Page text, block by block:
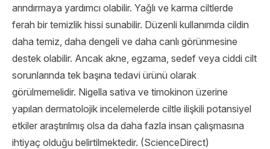
arındırmaya yardımcı olabilir. Yağlı ve karma ciltlerde
ferah bir temizlik hissi sunabilir. Düzenli kullanımda cildin
daha temiz, daha dengeli ve daha canlı görünmesine
destek olabilir. Ancak akne, egzama, sedef veya ciddi cilt
sorunlarında tek başına tedavi ürünü olarak
görülmemelidir. Nigella sativa ve timokinon üzerine
yapılan dermatolojik incelemelerde ciltle ilişkili potansiyel
etkiler araştırılmış olsa da daha fazla insan çalışmasına
ihtiyaç olduğu belirtilmektedir. (ScienceDirect)